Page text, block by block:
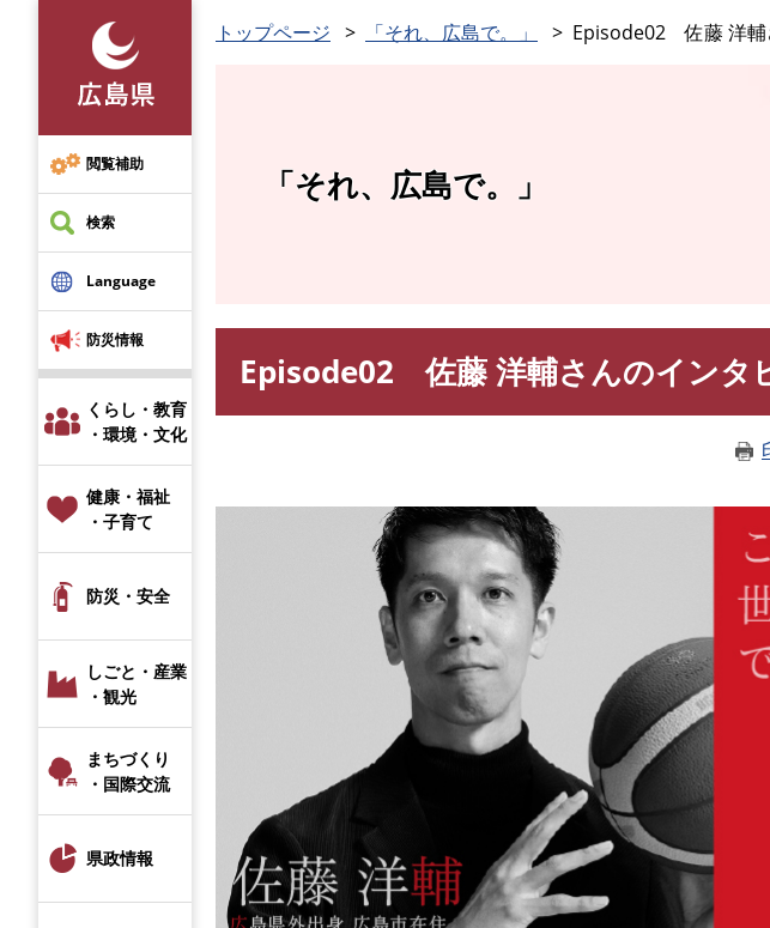
先
頭
で
す
閲覧補助
検索
Language
防災情報
くらし・教育
・環境・文化
健康・福祉
・子育て
防災・安全
しごと・産業
・観光
まちづくり
・国際交流
県政情報
トップページ 「それ、広島で。」 Episode02 佐藤 洋輔
「それ、広島で。」
Episode02 佐藤 洋輔さんのインタ